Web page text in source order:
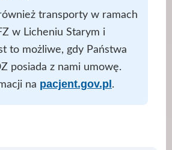
transporty w ramach
w Licheniu Starym i
to możliwe, gdy Państwa
posiada z nami umowę.
na pacjent.gov.pl.